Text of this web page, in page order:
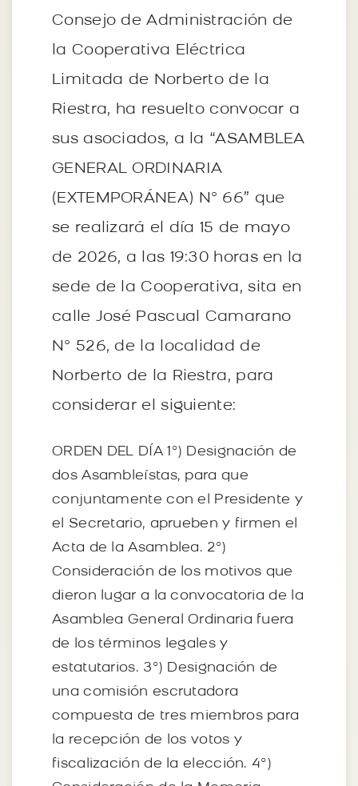
Consejo de Administración de
la Cooperativa Eléctrica
Limitada de Norberto de la
Riestra, ha resuelto convocar a
sus asociados, a la “ASAMBLEA
GENERAL ORDINARIA
(EXTEMPORÁNEA) Nº 66” que
se realizará el día 15 de mayo
de 2026, a las 19:30 horas en la
sede de la Cooperativa, sita en
calle José Pascual Camarano
Nº 526, de la localidad de
Norberto de la Riestra, para
considerar el siguiente:
ORDEN DEL DÍA 1º) Designación de
dos Asambleístas, para que
conjuntamente con el Presidente y
el Secretario, aprueben y firmen el
Acta de la Asamblea. 2º)
Consideración de los motivos que
dieron lugar a la convocatoria de la
Asamblea General Ordinaria fuera
de los términos legales y
estatutarios. 3º) Designación de
una comisión escrutadora
compuesta de tres miembros para
la recepción de los votos y
fiscalización de la elección. 4º)